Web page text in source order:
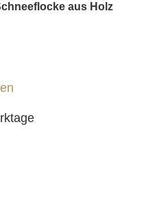
aus Holz